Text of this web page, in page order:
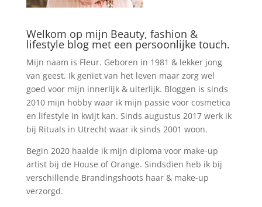
Welkom op mijn Beauty, fashion &
lifestyle blog met een persoonlijke touch.
Mijn naam is Fleur. Geboren in 1981 & lekker jong
van geest. Ik geniet van het leven maar zorg wel
goed voor mijn innerlijk & uiterlijk. Bloggen is sinds
2010 mijn hobby waar ik mijn passie voor cosmetica
en lifestyle in kwijt kan. Sinds augustus 2017 werk ik
bij Rituals in Utrecht waar ik sinds 2001 woon.
Begin 2020 haalde ik mijn diploma voor make-up
artist bij de House of Orange. Sindsdien heb ik bij
verschillende Brandingshoots haar & make-up
verzorgd.